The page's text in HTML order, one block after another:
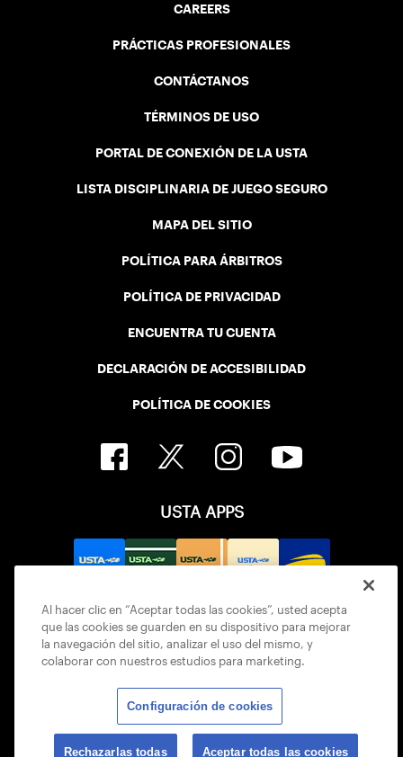
CAREERS
PRÁCTICAS PROFESIONALES
CONTÁCTANOS
TÉRMINOS DE USO
PORTAL DE CONEXIÓN DE LA USTA
LISTA DISCIPLINARIA DE JUEGO SEGURO
MAPA DEL SITIO
POLÍTICA PARA ÁRBITROS
POLÍTICA DE PRIVACIDAD
ENCUENTRA TU CUENTA
DECLARACIÓN DE ACCESIBILIDAD
POLÍTICA DE COOKIES
USTA APPS
© 2026 USTA ALL RIGHTS RESERVED
Al hacer clic en “Aceptar todas las cookies”, usted acepta
que las cookies se guarden en su dispositivo para mejorar
la navegación del sitio, analizar el uso del mismo, y
colaborar con nuestros estudios para marketing.
Configuración de cookies
Rechazarlas todas Aceptar todas las cookies